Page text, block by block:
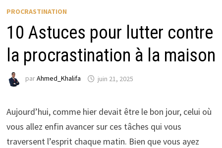
PROCRASTINATION
10 Astuces pour lutter contre
la procrastination à la maison
parAhmed_Khalifa juin 21, 2025
Aujourd’hui, comme hier devait être le bon jour, celui où
vous allez enfin avancer sur ces tâches qui vous
traversent l’esprit chaque matin. Bien que vous ayez